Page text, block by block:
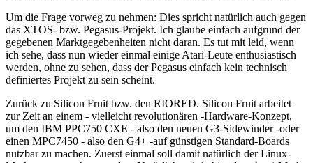
Um die Frage vorweg zu nehmen: Dies spricht natürlich auch gegen
das XTOS- bzw. Pegasus-Projekt. Ich glaube einfach aufgrund der
gegebenen Marktgegebenheiten nicht daran. Es tut mit leid, wenn
ich sehe, dass nun wieder einmal einige Atari-Leute enthusiastisch
werden, ohne zu sehen, dass der Pegasus einfach kein technisch
definiertes Projekt zu sein scheint.
Zurück zu Silicon Fruit bzw. den RIORED. Silicon Fruit arbeitet
zur Zeit an einem - vielleicht revolutionären -Hardware-Konzept,
um den IBM PPC750 CXE - also den neuen G3-Sidewinder -oder
einen MPC7450 - also den G4+ -auf günstigen Standard-Boards
nutzbar zu machen. Zuerst einmal soll damit natürlich der Linux-